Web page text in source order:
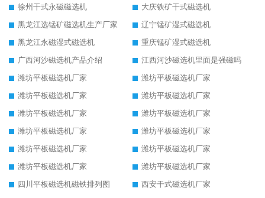
徐州干式永磁磁选机
大庆铁矿干式磁选机
黑龙江选锰矿磁选机生产厂家
辽宁锰矿湿式磁选机
黑龙江永磁湿式磁选机
重庆锰矿湿式磁选机
广西河沙磁选机产品介绍
江西河沙磁选机里面是强磁吗
潍坊平板磁选机厂家
潍坊平板磁选机厂家
潍坊平板磁选机厂家
潍坊平板磁选机厂家
潍坊平板磁选机厂家
潍坊平板磁选机厂家
潍坊平板磁选机厂家
潍坊平板磁选机厂家
潍坊平板磁选机厂家
潍坊平板磁选机厂家
潍坊平板磁选机厂家
潍坊平板磁选机厂家
四川平板磁选机磁铁排列图
西安干式磁选机厂家